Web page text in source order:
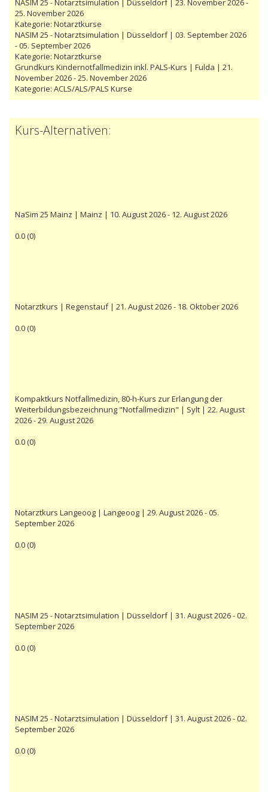
NASIM 25 - Notarztsimulation | Düsseldorf | 23. November 2026 -
25. November 2026
Kategorie: Notarztkurse
NASIM 25 - Notarztsimulation | Düsseldorf | 03. September 2026
- 05. September 2026
Kategorie: Notarztkurse
Grundkurs Kindernotfallmedizin inkl. PALS-Kurs | Fulda | 21.
November 2026 - 25. November 2026
Kategorie: ACLS/ALS/PALS Kurse
Kurs-Alternativen:
NaSim 25 Mainz | Mainz | 10. August 2026 - 12. August 2026
0.0(0)
Notarztkurs | Regenstauf | 21. August 2026 - 18. Oktober 2026
0.0(0)
Kompaktkurs Notfallmedizin, 80-h-Kurs zur Erlangung der
Weiterbildungsbezeichnung "Notfallmedizin" | Sylt | 22. August
2026 - 29. August 2026
0.0(0)
Notarztkurs Langeoog | Langeoog | 29. August 2026 - 05.
September 2026
0.0(0)
NASIM 25 - Notarztsimulation | Düsseldorf | 31. August 2026 - 02.
September 2026
0.0(0)
NASIM 25 - Notarztsimulation | Düsseldorf | 31. August 2026 - 02.
September 2026
0.0(0)